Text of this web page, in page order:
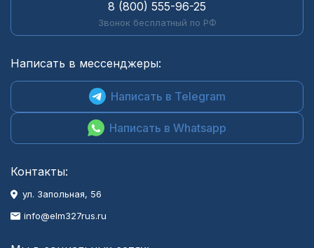
8 (800) 555-96-25
Звонок бесплатный по РФ
Написать в мессенджеры:
Написать в Telegram
Написать в Whatsapp
Контакты:
ул. Запольная, 56
info@elm327rus.ru